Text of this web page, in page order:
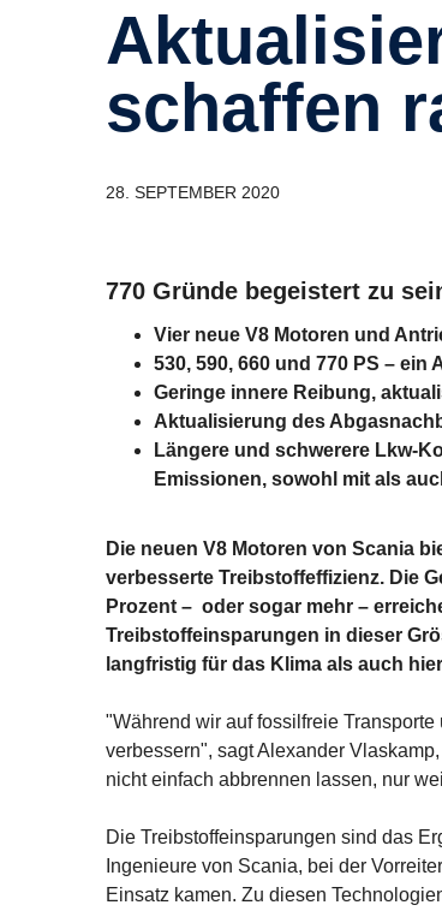
Aktualisierte Scania V8 Motoren
schaffen
28. SEPTEMBER 2020
770 Gründe begeistert zu
Vier neue V8 Motoren und
530, 590, 660 und 770 PS –
Geringe innere Reibung,
Aktualisierung des
Längere und schwerere Lkw-
Emissionen, sowohl mit als
Die neuen V8 Motoren von Scania
verbesserte Treibstoffeffizienz. Die
Prozent – oder sogar mehr –
Treibstoffeinsparungen in dieser
langfristig für das Klima als auch
"Während wir auf fossilfreie
verbessern", sagt Alexander
nicht einfach abbrennen lassen, nur
Die Treibstoffeinsparungen sind das
Ingenieure von Scania, bei der
Einsatz kamen. Zu diesen